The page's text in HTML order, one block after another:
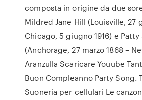
composta in origine da due
Mildred Jane Hill (Louisville, 27
Chicago, 5 giugno 1916) e
(Anchorage, 27 marzo 1868 –
Aranzulla Scaricare Youube
Buon Compleanno Party Song.
Suoneria per cellulari Le